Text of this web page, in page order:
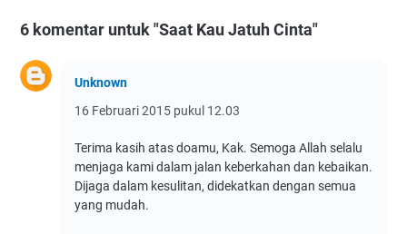
6 komentar untuk "Saat Kau Jatuh Cinta"
Unknown
16 Februari 2015 pukul 12.03
Terima kasih atas doamu, Kak. Semoga Allah selalu
menjaga kami dalam jalan keberkahan dan kebaikan.
Dijaga dalam kesulitan, didekatkan dengan semua
yang mudah.